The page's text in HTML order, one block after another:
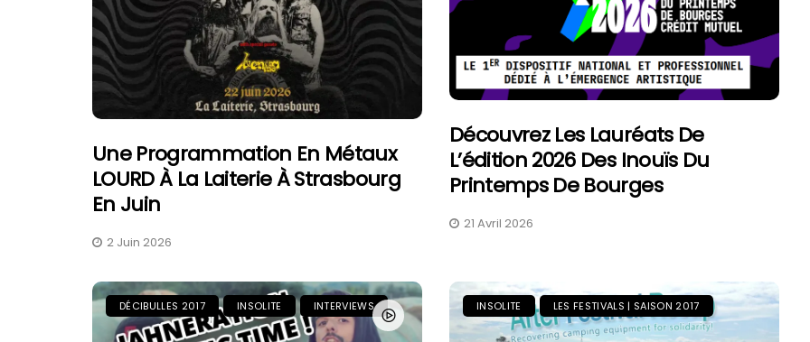
Une Programmation En Métaux
LOURD À La Laiterie À Strasbourg
En Juin
2 Juin 2026
Découvrez Les Lauréats De
L’édition 2026 Des Inouïs Du
Printemps De Bourges
21 Avril 2026
DÉCIBULLES 2017 INSOLITE INTERVIEWS INSOLITE LES FESTIVALS | SAISON 2017